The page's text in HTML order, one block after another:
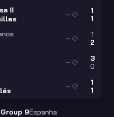
II
1
1
—
1
2
—
3
0
—
1
1
—
9Espanha